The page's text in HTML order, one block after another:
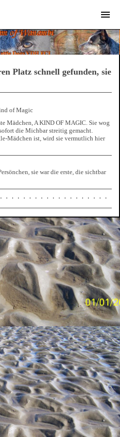
Platz schnell gefunden, sie
of Magic
Mädchen, A KIND OF MAGIC. Sie wog
die Michbar streitig gemacht.
Mädchen ist, wird sie vermutlich hier
sie war die erste, die sichtbar